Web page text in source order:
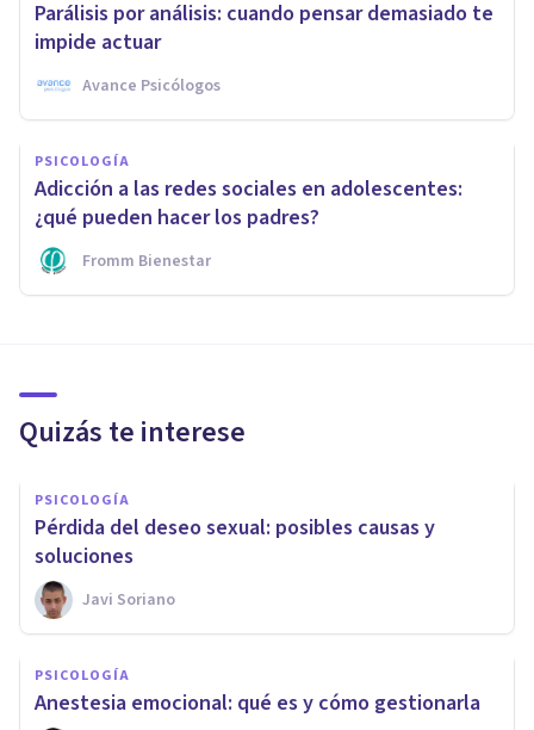
Parálisis por análisis: cuando pensar demasiado te
impide actuar
Avance Psicólogos
PSICOLOGÍA
Adicción a las redes sociales en adolescentes:
¿qué pueden hacer los padres?
Fromm Bienestar
Quizás te interese
PSICOLOGÍA
Pérdida del deseo sexual: posibles causas y
soluciones
Javi Soriano
PSICOLOGÍA
Anestesia emocional: qué es y cómo gestionarla